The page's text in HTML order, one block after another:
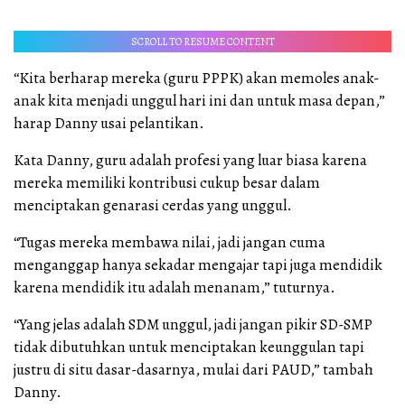
SCROLL TO RESUME CONTENT
“Kita berharap mereka (guru PPPK) akan memoles anak-
anak kita menjadi unggul hari ini dan untuk masa depan,”
harap Danny usai pelantikan.
Kata Danny, guru adalah profesi yang luar biasa karena
mereka memiliki kontribusi cukup besar dalam
menciptakan genarasi cerdas yang unggul.
“Tugas mereka membawa nilai, jadi jangan cuma
menganggap hanya sekadar mengajar tapi juga mendidik
karena mendidik itu adalah menanam,” tuturnya.
“Yang jelas adalah SDM unggul, jadi jangan pikir SD-SMP
tidak dibutuhkan untuk menciptakan keunggulan tapi
justru di situ dasar-dasarnya, mulai dari PAUD,” tambah
Danny.